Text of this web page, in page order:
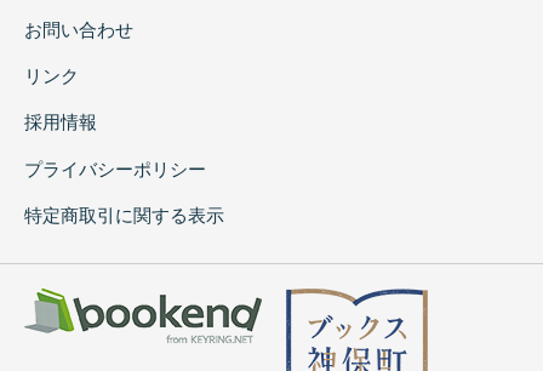
お問い合わせ
リンク
採用情報
プライバシーポリシー
特定商取引に関する表示